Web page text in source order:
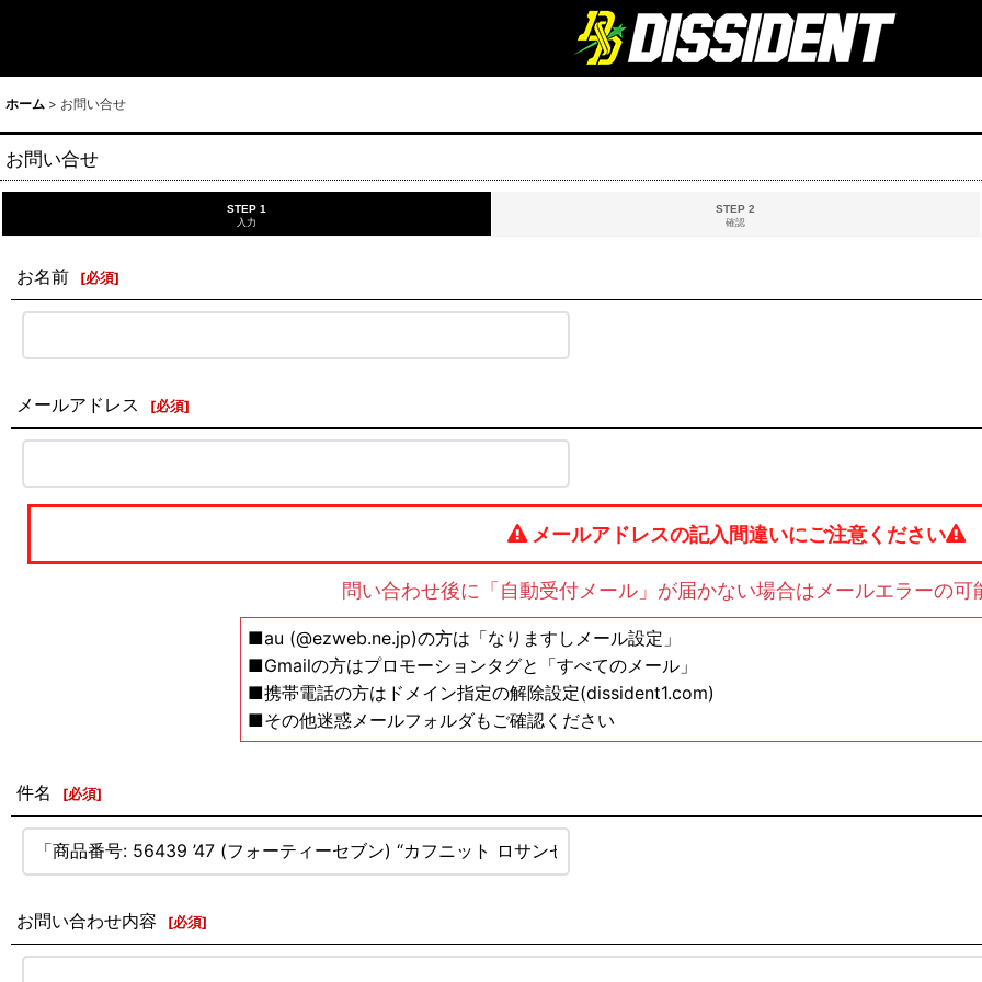
ホーム > お問い合せ
お問い合せ
STEP 1
入力
STEP 2
確認
お名前 [必須]
メールアドレス [必須]
メールアドレスの記入間違いにご注意ください
問い合わせ後に「自動受付メール」が届かない場合はメールエラーの可
■au (@ezweb.ne.jp)の方は「なりますしメール設定」
■Gmailの方はプロモーションタグと「すべてのメール」
■携帯電話の方はドメイン指定の解除設定(dissident1.com)
■その他迷惑メールフォルダもご確認ください
件名 [必須]
お問い合わせ内容 [必須]